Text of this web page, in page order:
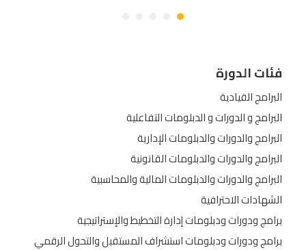
فئات الدورة
البرامج القيادية
البرامج و الدورات و الدبلومات التفاعلية
البرامج والدورات والدبلومات الإدارية
البرامج والدورات والدبلومات القانونية
البرامج والدورات والدبلومات المالية والمحاسبية
الشهادات الاحترافية
برامج ودورات ودبلومات إدارة التخطيط والإستراتيجية
برامج ودورات ودبلومات استشراف المستقبل والتحول الرقمي